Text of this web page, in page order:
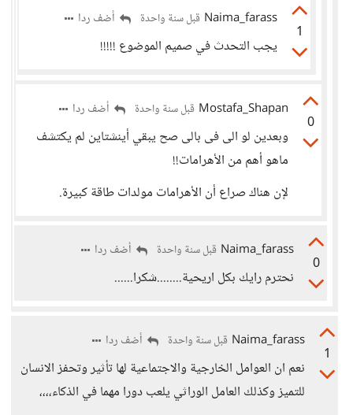
1
Naima_farass قبل سنة واحدة أضف ردا
يجب التحدث في صميم الموضوع !!!!!
0
Mostafa_Shapan قبل سنة واحدة أضف ردا
وبعدين لو الى فى بالى صح يبقي أينشتاين لم يكتشف
ماهو أهم من الأهرامات!!
لإن هناك صراع أن الأهرامات مولدات طاقة كبيرة.
0
Naima_farass قبل سنة واحدة أضف ردا
نحترم رايك بكل اريحية........شكرا......
1
Naima_farass قبل سنة واحدة أضف ردا
نعم ان العوامل الخارجية والاجتماعية لها تأثير وتحفز الانسان
للتميز وكذلك العامل الوراثي يلعب دورا مهما في الذكاء،،،،